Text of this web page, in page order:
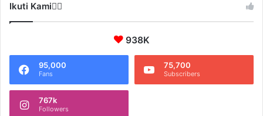
Ikuti Kami❤️‍🔥
938K
95,000
Fans
75,700
Subscribers
767k
Followers